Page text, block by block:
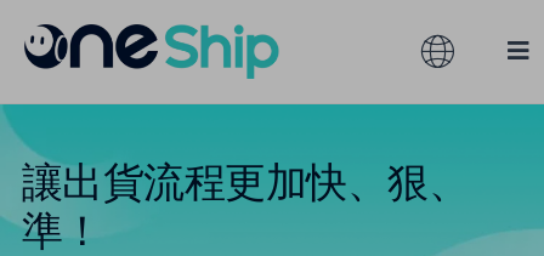
content
Toggle
全球
澳大利亞
解決方案
產品服務
讓出貨流程更加快、狠、
準！